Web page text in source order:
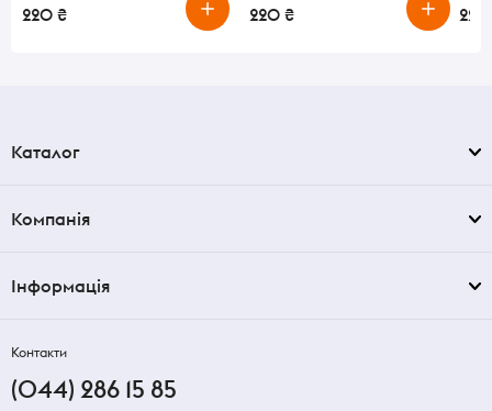
220 ₴ 220 ₴
Каталог
Компанія
Інформація
Контакти
(044) 286 15 85